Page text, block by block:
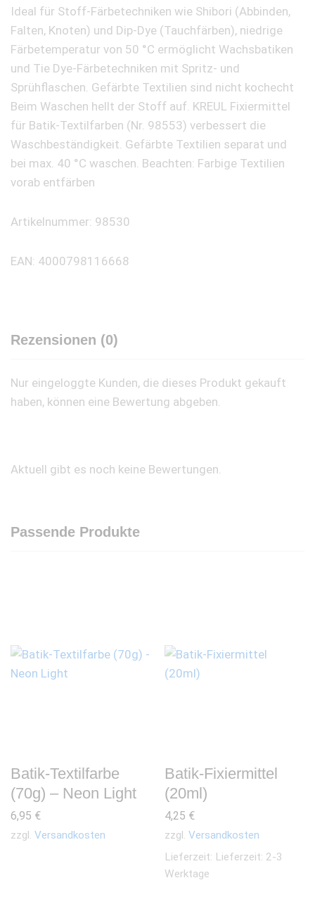
Ideal für Stoff-Färbetechniken wie Shibori (Abbinden,
Falten, Knoten) und Dip-Dye (Tauchfärben), niedrige
Färbetemperatur von 50 °C ermöglicht Wachsbatiken
und Tie Dye-Färbetechniken mit Spritz- und
Sprühflaschen. Gefärbte Textilien sind nicht kochecht 
Beim Waschen hellt der Stoff auf. KREUL Fixiermittel
für Batik-Textilfarben (Nr. 98553) verbessert die
Waschbeständigkeit. Gefärbte Textilien separat und
bei max. 40 °C waschen. Beachten: Farbige Textilien
vorab entfärben
Artikelnummer: 98530
EAN: 4000798116668
Rezensionen (0)
Nur eingeloggte Kunden, die dieses Produkt gekauft
haben, können eine Bewertung abgeben.
Aktuell gibt es noch keine Bewertungen.
Passende Produkte
Batik-Textilfarbe
(70g) – Neon Light
6,95 €
zzgl. Versandkosten
Batik-Fixiermittel
(20ml)
4,25 €
zzgl. Versandkosten
Lieferzeit: Lieferzeit: 2-3
Werktage